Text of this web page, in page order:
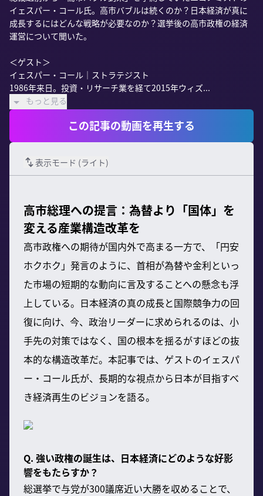
イェスパー・コール氏。高市バブルは続くのか？日本経済が真に
成長するにはどんな戦略が必要なのか？選挙後の高市政権の経済
運営について聞いた。
＜ゲスト＞
イェスパー・コール｜ストラテジスト
1986年来日。投資・リサーチ業を経て2015年ウィズ...
もっと見る
この記事の動画を再生する
表示モード (ライト)
高市総理への提言：為替より「国体」を
変える産業構造改革を
高市政権への期待が国内外で高まる一方で、「円安
ホクホク」発言のように、首相が為替や金利といっ
た市場の短期的な動向に言及することへの懸念も浮
上している。日本経済の真の成長と国際競争力の回
復に向け、今、政治リーダーに求められるのは、小
手先の対策ではなく、国の根本を揺るがすほどの抜
本的な構造改革だ。本記事では、ゲストのイェスパ
ー・コール氏が、長期的な視点から日本が目指すべ
き経済再生のビジョンを語る。
Q. 強い政権の誕生は、日本経済にどのような好影
響をもたらすか？
総選挙で与党が300議席近い大勝を収めることで、